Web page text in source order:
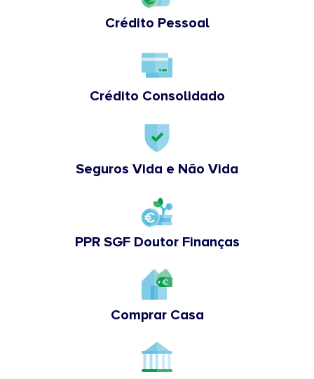
Crédito Pessoal
Crédito Consolidado
Seguros Vida e Não Vida
PPR SGF Doutor Finanças
Comprar Casa